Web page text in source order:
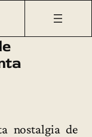
de prensa
nostalgia de